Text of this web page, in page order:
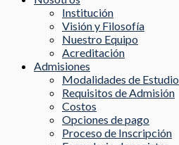
Institución
Visión y Filosofía
Nuestro Equipo
Acreditación
Admisiones
Modalidades de Estudio
Requisitos de Admisión
Costos
Opciones de pago
Proceso de Inscripción